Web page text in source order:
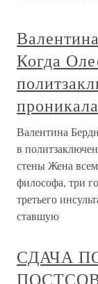
Когда
Валентина
в
стены Жена
философа, три
третьего
ставшую
СДАЧА